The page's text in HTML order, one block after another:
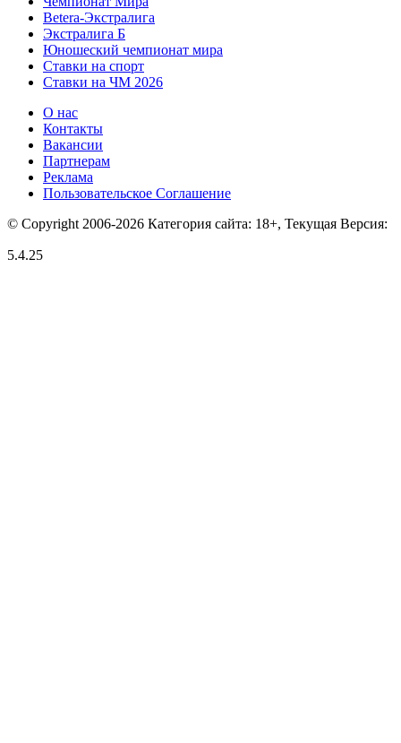
Betera-Экстралига
Экстралига Б
Юношеский чемпионат мира
Ставки на спорт
Ставки на ЧМ 2026
О нас
Контакты
Вакансии
Партнерам
Реклама
Пользовательское Соглашение
© Copyright 2006-2026 Категория сайта: 18+, Текущая Версия:
5.4.25